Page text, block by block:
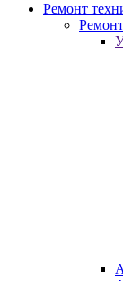
Ремонт